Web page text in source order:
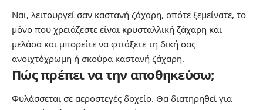
Ναι, λειτουργεί σαν καστανή ζάχαρη, οπότε ξεμείνατε, το
μόνο που χρειάζεστε είναι κρυσταλλική ζάχαρη και
μελάσα και μπορείτε να φτιάξετε τη δική σας
ανοιχτόχρωμη ή σκούρα καστανή ζάχαρη.
Πώς πρέπει να την αποθηκεύσω;
Φυλάσσεται σε αεροστεγές δοχείο. Θα διατηρηθεί για